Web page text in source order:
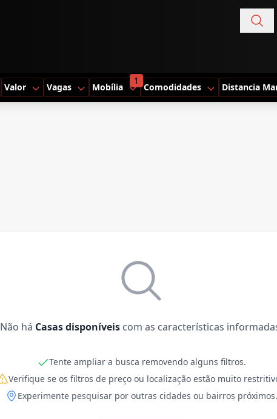
Valor Vagas
1
Mobília Comodidades Distancia
Não há Casas disponíveis com as características
Tente ampliar a busca removendo alguns filtros.
Verifique se os filtros de preço ou localização estão muito
Experimente pesquisar por outras cidades ou bairros próximos.